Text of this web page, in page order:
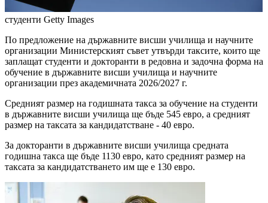
студенти Getty Images
По предложение на държавните висши училища и научните
организации Министерският съвет утвърди таксите, които ще
заплащат студенти и докторанти в редовна и задочна форма на
обучение в държавните висши училища и научните
организации през академичната 2026/2027 г.
Средният размер на годишната такса за обучение на студенти
в държавните висши училища ще бъде 545 евро, а средният
размер на таксата за кандидатстване - 40 евро.
За докторанти в държавните висши училища средната
годишна такса ще бъде 1130 евро, като средният размер на
таксата за кандидатстването им ще е 130 евро.